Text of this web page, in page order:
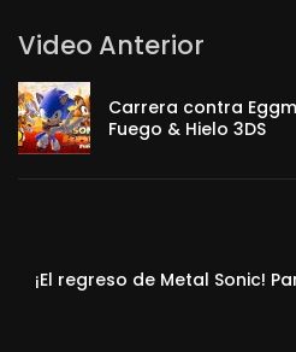
Video Anterior
Carrera contra
Fuego & Hielo 3DS
¡El regreso de Metal Sonic!